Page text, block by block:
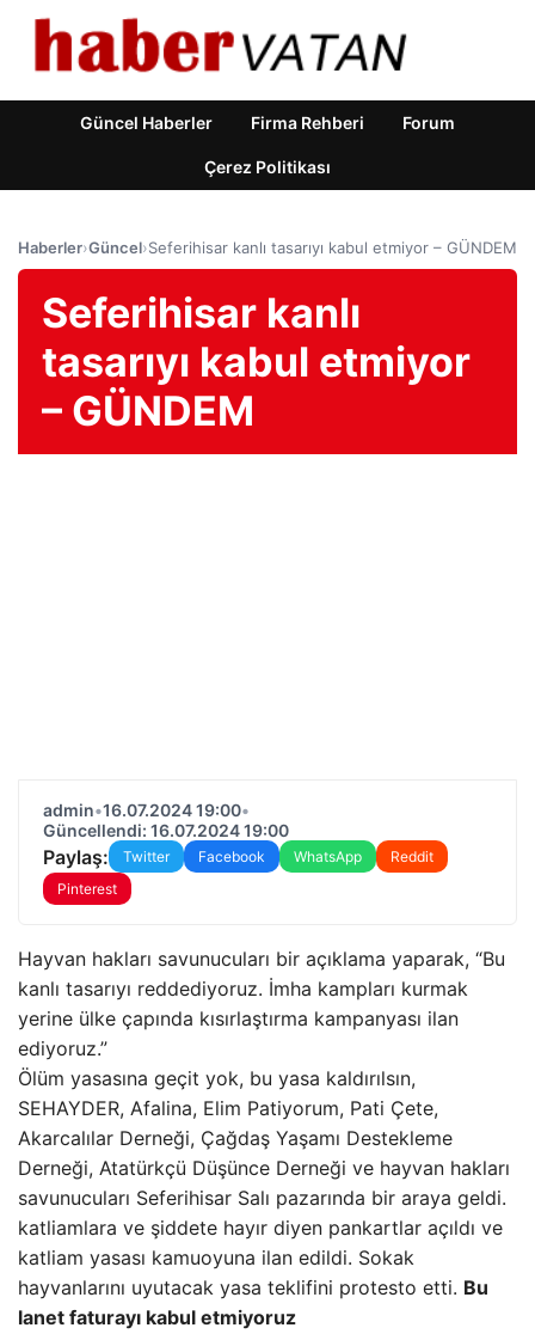
Güncel Haberler Firma Rehberi Forum
Çerez Politikası
Haberler›Güncel›Seferihisar kanlı tasarıyı kabul etmiyor – GÜNDEM
Seferihisar kanlı
tasarıyı kabul etmiyor
– GÜNDEM
admin•16.07.2024 19:00•
Güncellendi: 16.07.2024 19:00
Paylaş: Twitter Facebook WhatsApp
Reddit
Pinterest
Hayvan hakları savunucuları bir açıklama yaparak, “Bu
kanlı tasarıyı reddediyoruz. İmha kampları kurmak
yerine ülke çapında kısırlaştırma kampanyası ilan
ediyoruz.”
Ölüm yasasına geçit yok, bu yasa kaldırılsın,
SEHAYDER, Afalina, Elim Patiyorum, Pati Çete,
Akarcalılar Derneği, Çağdaş Yaşamı Destekleme
Derneği, Atatürkçü Düşünce Derneği ve hayvan hakları
savunucuları Seferihisar Salı pazarında bir araya geldi.
katliamlara ve şiddete hayır diyen pankartlar açıldı ve
katliam yasası kamuoyuna ilan edildi. Sokak
hayvanlarını uyutacak yasa teklifini protesto etti. Bu
lanet faturayı kabul etmiyoruz